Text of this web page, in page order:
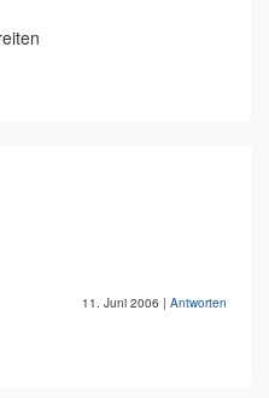
11. Juni 2006 | Antworten